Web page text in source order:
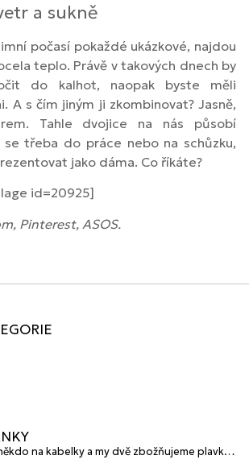
a sukně
počasí pokaždé ukázkové, najdou
teplo. Právě v takových dnech by
do kalhot, naopak byste měli
A s čím jiným ji zkombinovat? Jasně,
Tahle dvojice na nás působí
třeba do práce nebo na schůzku,
jako dáma. Co říkáte?
id=20925]
Pinterest, ASOS.
na kabelky a my dvě zbožňujeme plavky“